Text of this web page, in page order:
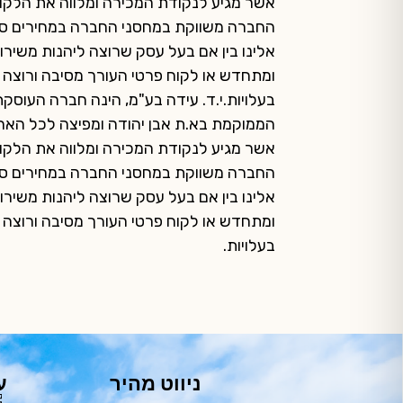
החברה משווקת במחסני החברה במחירים
אלינו בין אם בעל עסק שרוצה ליהנות
ומתחדש או לקוח פרטי העורך מסיבה
בעלויות.י.ד. עידה בע"מ, הינה חברה
הממוקמת בא.ת אבן יהודה ומפיצה לכל
אשר מגיע לנקודת המכירה ומלווה את
החברה משווקת במחסני החברה במחירים
אלינו בין אם בעל עסק שרוצה ליהנות
ומתחדש או לקוח פרטי העורך מסיבה
בעלויות.
ניווט מהיר